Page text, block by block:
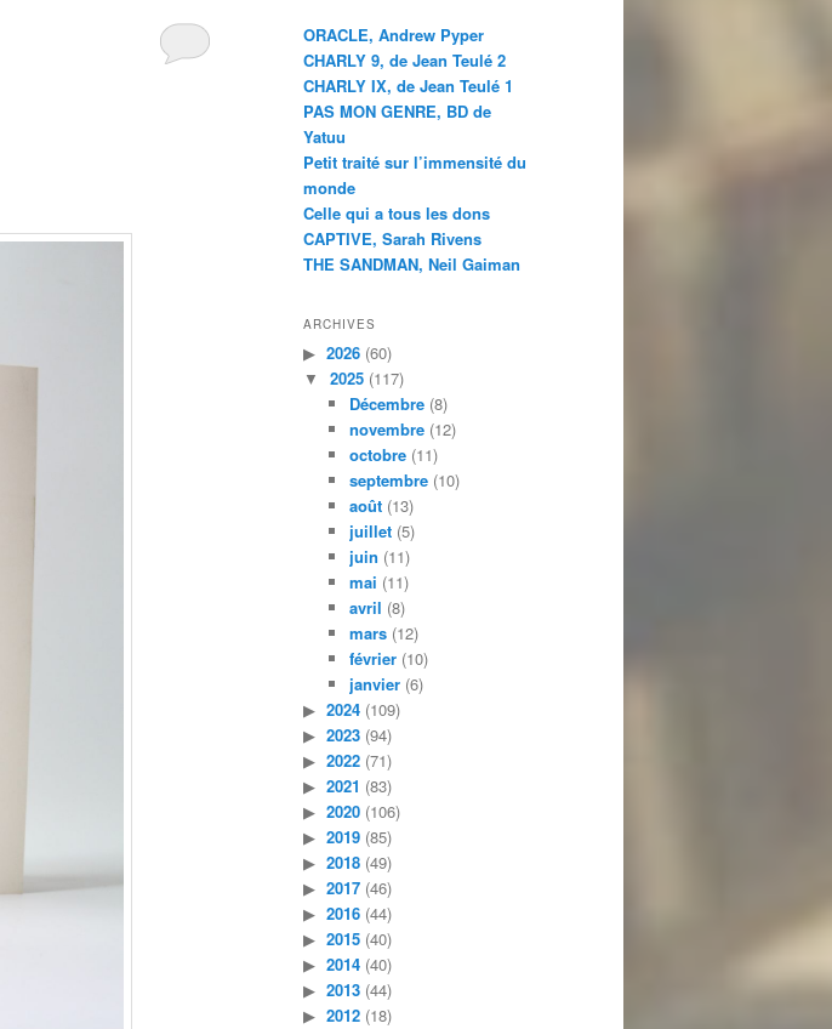
ORACLE, Andrew Pyper
CHARLY 9, de Jean Teulé 2
CHARLY IX, de Jean Teulé 1
PAS MON GENRE, BD de
Yatuu
Petit traité sur l’immensité du
monde
Celle qui a tous les dons
CAPTIVE, Sarah Rivens
THE SANDMAN, Neil Gaiman
ARCHIVES
2026 (60)
2025 (117)
Décembre(8)
novembre(12)
octobre(11)
septembre(10)
août(13)
juillet(5)
juin (11)
mai (11)
avril (8)
mars(12)
février(10)
janvier(6)
2024 (109)
2023 (94)
2022 (71)
2021 (83)
2020 (106)
2019 (85)
2018 (49)
2017 (46)
2016 (44)
2015 (40)
2014 (40)
2013 (44)
2012 (18)